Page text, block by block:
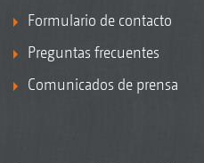
Formulario de contacto
Preguntas frecuentes
Comunicados de prensa